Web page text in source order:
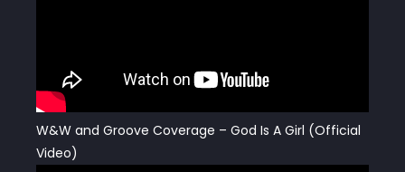
W&W and Groove Coverage – God Is A Girl (Official
Video)